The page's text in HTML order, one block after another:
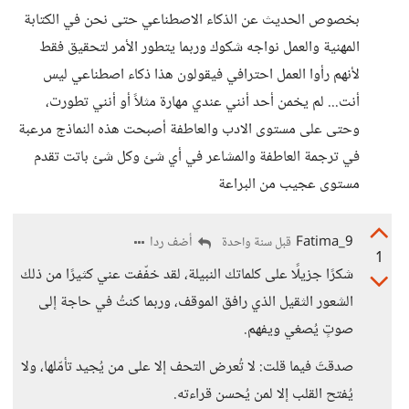
بخصوص الحديث عن الذكاء الاصطناعي حتى نحن في الكتابة
المهنية والعمل نواجه شكوك وربما يتطور الأمر لتحقيق فقط
لأنهم رأوا العمل احترافي فيقولون هذا ذكاء اصطناعي ليس
أنت... لم يخمن أحد أنني عندي مهارة مثلاً أو أنني تطورت،
وحتى على مستوى الادب والعاطفة أصبحت هذه النماذج مرعبة
في ترجمة العاطفة والمشاعر في أي شئ وكل شئ باتت تقدم
مستوى عجيب من البراعة
1
Fatima_9 قبل سنة واحدة أضف ردا
شكرًا جزيلًا على كلماتك النبيلة، لقد خفّفت عني كثيرًا من ذلك
الشعور الثقيل الذي رافق الموقف، وربما كنتُ في حاجة إلى
صوتٍ يُصغي ويفهم.
صدقتَ فيما قلت: لا تُعرض التحف إلا على من يُجيد تأمّلها، ولا
يُفتح القلب إلا لمن يُحسن قراءته.